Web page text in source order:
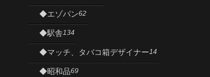
◆エゾパン62
◆駅舎134
◆マッチ、タバコ箱デザイナー14
◆昭和品69